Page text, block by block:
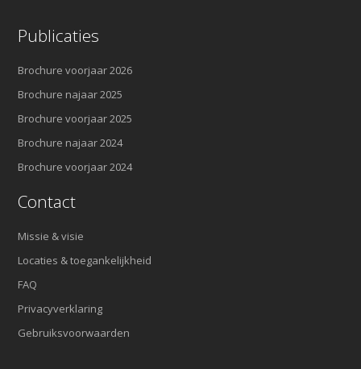
Publicaties
Brochure voorjaar 2026
Brochure najaar 2025
Brochure voorjaar 2025
Brochure najaar 2024
Brochure voorjaar 2024
Contact
Missie & visie
Locaties & toegankelijkheid
FAQ
Privacyverklaring
Gebruiksvoorwaarden